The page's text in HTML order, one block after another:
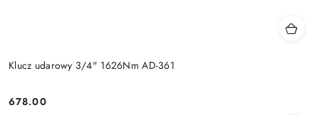
Klucz udarowy 3/4" 1626Nm AD-361
Cena:
678.00